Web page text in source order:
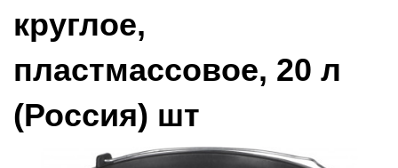
круглое,
пластмассовое, 20 л
(Россия) шт